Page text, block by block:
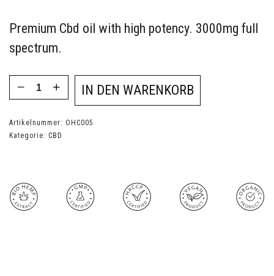
Premium Cbd oil with high potency. 3000mg full
spectrum.
IN DEN WARENKORB
Artikelnummer: OHC005
Kategorie: CBD